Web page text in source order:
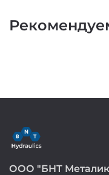
ООО "БНТ